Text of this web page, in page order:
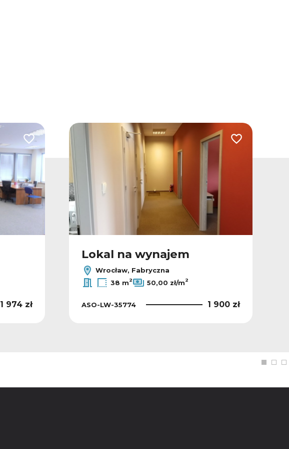
Dodaj do ulubionych
1 974 zł
Dodaj do
Lokal na wynajem
Wrocław, Fabryczna
38 m2 50,00 zł/m2
ASO-LW-35774 1 900 zł